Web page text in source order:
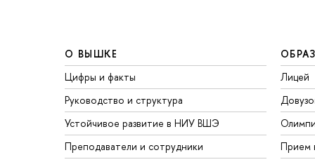
О ВЫШКЕ
Цифры и факты
Руководство и структура
Устойчивое развитие в НИУ ВШЭ
Преподаватели и сотрудники
Лицей
Прием